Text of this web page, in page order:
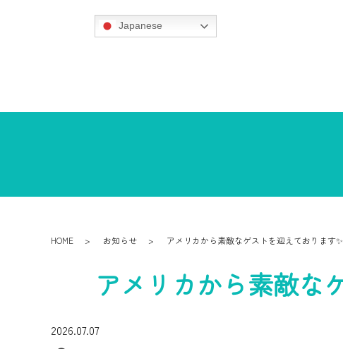
Japanese
HOME お知らせ アメリカから素敵なゲストを迎えております
アメリカから素敵な
2026.07.07